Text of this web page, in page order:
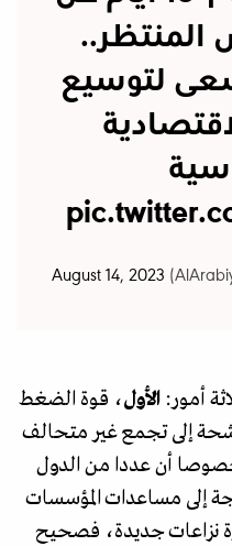
المنتظر..
لتوسيع
August 14, 2023
أمور: الأول، قوة الضغط
إلى تجمع غير متحالف
خصوصا أن عددا من الدول
إلى مساعدات المؤسسات
نزاعات جديدة، فصحيح